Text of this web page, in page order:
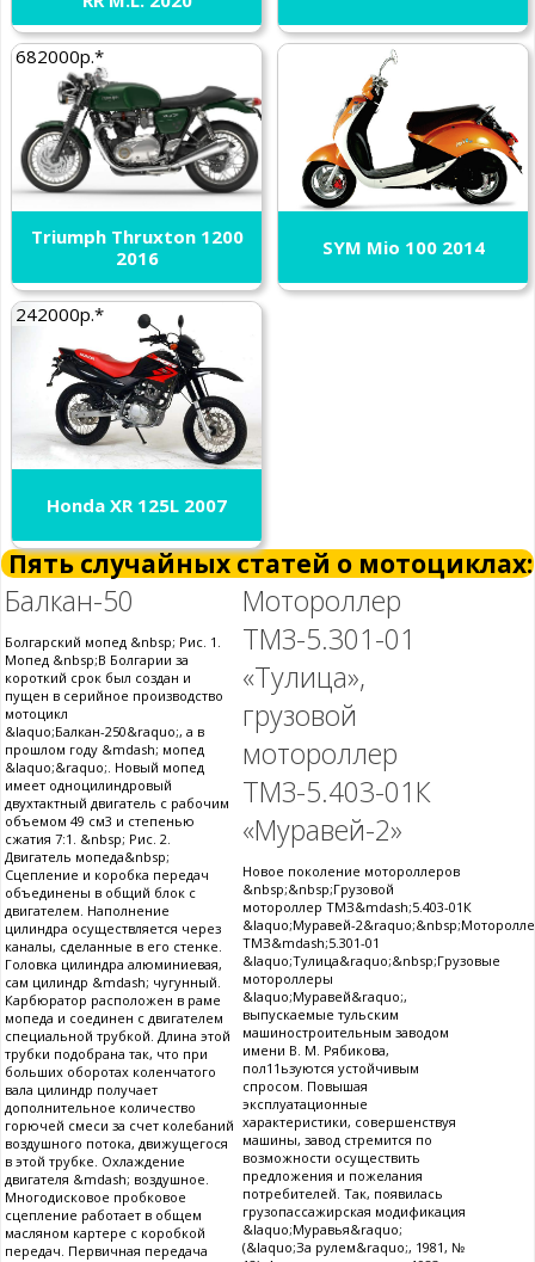
682000р.*
Triumph Thruxton 1200
2016
SYM Mio 100 2014
242000р.*
Honda XR 125L 2007
Пять случайных статей о мотоциклах:
Балкан-50
Болгарский мопед &nbsp; Рис. 1.
Мопед &nbsp;В Болгарии за
короткий срок был создан и
пущен в серийное производство
мотоцикл
&laquo;Балкан-250&raquo;, а в
прошлом году &mdash; мопед
&laquo;&raquo;. Новый мопед
имеет одноцилиндровый
двухтактный двигатель с рабочим
объемом 49 см3 и степенью
сжатия 7:1. &nbsp; Рис. 2.
Двигатель мопеда&nbsp;
Сцепление и коробка передач
объединены в общий блок с
двигателем. Наполнение
цилиндра осуществляется через
каналы, сделанные в его стенке.
Головка цилиндра алюминиевая,
сам цилиндр &mdash; чугунный.
Карбюратор расположен в раме
мопеда и соединен с двигателем
специальной трубкой. Длина этой
трубки подобрана так, что при
больших оборотах коленчатого
вала цилиндр получает
дополнительное количество
горючей смеси за счет колебаний
воздушного потока, движущегося
в этой трубке. Охлаждение
двигателя &mdash; воздушное.
Многодисковое пробковое
сцепление работает в общем
масляном картере с коробкой
передач. Первичная передача
Мотороллер
ТМЗ-5.301-01
«Тулица»,
грузовой
мотороллер
ТМЗ-5.403-01К
«Муравей-2»
Новое поколение мотороллеров
&nbsp;&nbsp;Грузовой
мотороллер ТМЗ&mdash;5.403-01К
&laquo;Муравей-
ТМЗ&mdash;5.301-01
&laquo;Тулица&raquo;&nbsp;Грузовые
мотороллеры
&laquo;Муравей&raquo;,
выпускаемые тульским
машиностроительным заводом
имени В. М. Рябикова,
пол11ьзуются устойчивым
спросом. Повышая
эксплуатационные
характеристики, совершенствуя
машины, завод стремится по
возможности осуществить
предложения и пожелания
потребителей. Так, появилась
грузопассажирская модификация
&laquo;Муравья&raquo;
(&laquo;За рулем&raquo;, 1981, №